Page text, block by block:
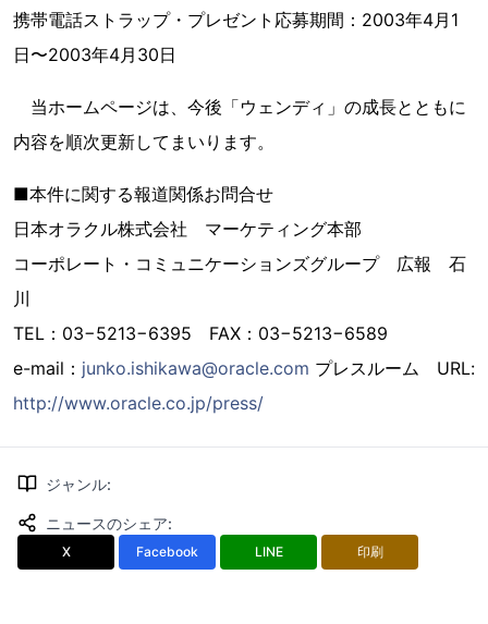
携帯電話ストラップ・プレゼント応募期間：2003年4月1
日〜2003年4月30日
当ホームページは、今後「ウェンディ」の成長とともに
内容を順次更新してまいります。
■本件に関する報道関係お問合せ
日本オラクル株式会社 マーケティング本部
コーポレート・コミュニケーションズグループ 広報 石
川
TEL：03−5213−6395 FAX：03−5213−6589
e-mail： junko.ishikawa@oracle.com プレスルーム URL:
http://www.oracle.co.jp/press/
ジャンル:
ニュースのシェア:
X Facebook LINE 印刷